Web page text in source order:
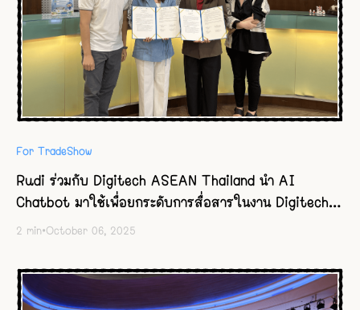
For TradeShow
Rudi ร่วมกับ Digitech ASEAN Thailand นำ AI
Chatbot มาใช้เพื่อยกระดับการสื่อสารในงาน Digitech
ASEAN Thailand 2025
2 min•October 06, 2025